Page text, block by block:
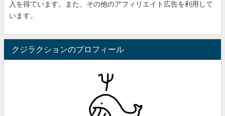
入を得ています。また、その他のアフィリエイト広告を利用して
います。
クジラクションのプロフィール